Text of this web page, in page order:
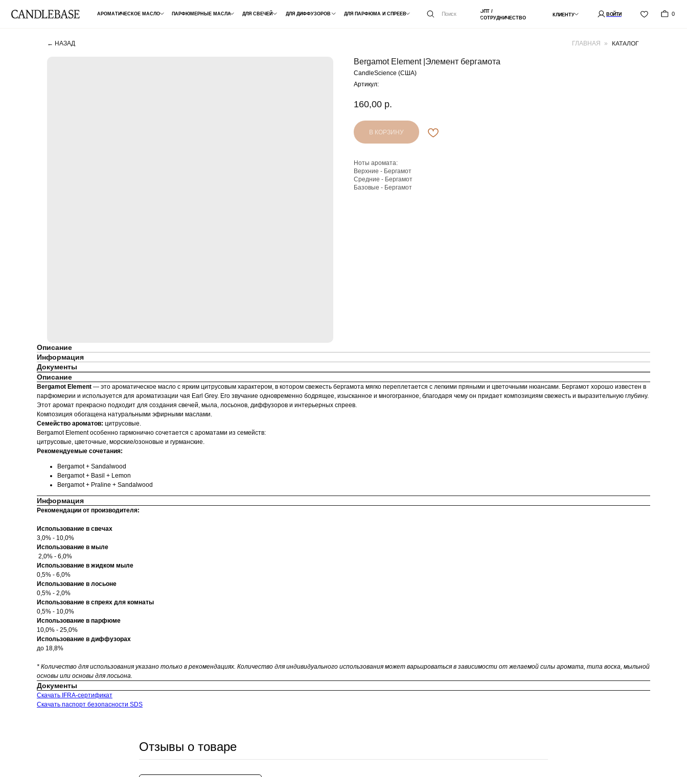
ОПТ /
СОТРУДНИЧЕСТВО
ПАРФЮМЕРНЫЕ МАСЛА
АРОМАТИЧЕСКОЕ МАСЛО ДЛЯ СВЕЧЕЙ ДЛЯ ДИФФУЗОРОВ ДЛЯ ПАРФЮМА И СПРЕЕВ 0
Поиск ВОЙТИ
← НАЗАД ГЛАВНАЯ КАТАЛОГ
»
Bergamot Element |Элемент бергамота
CandleScience (США)
Артикул:
160,00 р.
В КОРЗИНУ
Ноты аромата:
Верхние - Бергамот
Средние - Бергамот
Базовые - Бергамот
Описание
Информация
Документы
Описание
Bergamot Element — это ароматическое масло с ярким цитрусовым характером, в котором свежесть бергамота мягко переплетается с легкими пряными и цветочными нюансами. Бергамот хорошо известен в
парфюмерии и используется для ароматизации чая Earl Grey. Его звучание одновременно бодрящее, изысканное и многогранное, благодаря чему он придает композициям свежесть и выразительную глубину.
Этот аромат прекрасно подходит для создания свечей, мыла, лосьонов, диффузоров и интерьерных спреев.
Композиция обогащена натуральными эфирными маслами.
Семейство ароматов: цитрусовые.
Bergamot Element особенно гармонично сочетается с ароматами из семейств:
цитрусовые, цветочные, морские/озоновые и гурманские.
Рекомендуемые сочетания:
Bergamot + Sandalwood
Bergamot + Basil + Lemon
Bergamot + Praline + Sandalwood
Информация
Рекомендации от производителя:
Использование в свечах
3,0% - 10,0%
Использование в мыле
2,0% - 6,0%
Использование в жидком мыле
0,5% - 6,0%
Использование в лосьоне
0,5% - 2,0%
Использование в спреях для комнаты
0,5% - 10,0%
Использование в парфюме
10,0% - 25,0%
Использование в диффузорах
до 18,8%
* Количество для использования указано только в рекомендациях. Количество для индивидуального использования может варьироваться в зависимости от желаемой силы аромата, типа воска, мыльной
основы или основы для лосьона.
Документы
Скачать IFRA-сертификат
Скачать паспорт безопасности SDS
Отзывы о товаре